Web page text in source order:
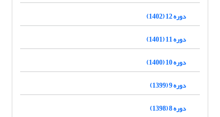
دوره 12 (1402)
دوره 11 (1401)
دوره 10 (1400)
دوره 9 (1399)
دوره 8 (1398)